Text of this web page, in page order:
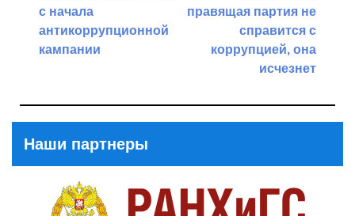
с начала
антикоррупционной
кампании
правящая партия не
справится с
коррупцией, она
исчезнет
Наши партнеры